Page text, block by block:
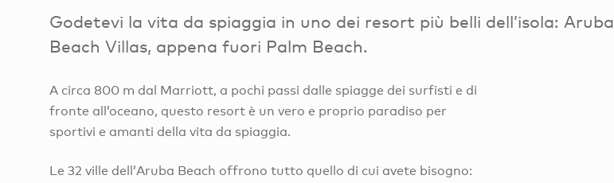
Godetevi la vita da spiaggia in uno dei resort più belli dell’isola: Aruba
Beach Villas, appena fuori Palm Beach.
A circa 800 m dal Marriott, a pochi passi dalle spiagge dei surfisti e di
fronte all’oceano, questo resort è un vero e proprio paradiso per
sportivi e amanti della vita da spiaggia.
Le 32 ville dell’Aruba Beach offrono tutto quello di cui avete bisogno: